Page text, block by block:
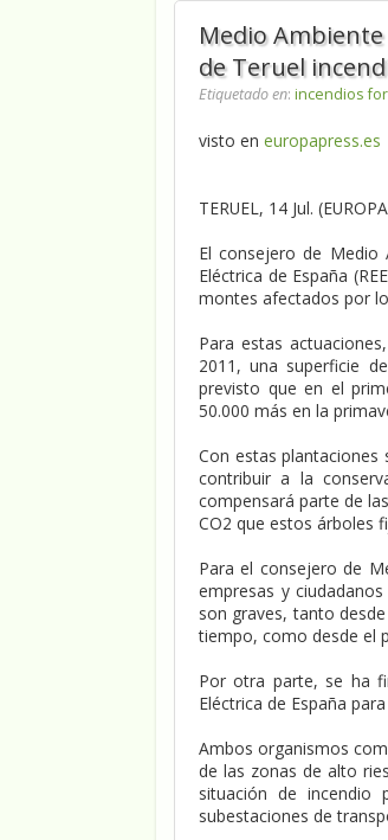
Medio
de Teruel
Etiquetado en: incendios
visto en europapress.es
TERUEL, 14 Jul.
El consejero de Medio
Eléctrica de España
montes afectados por
Para estas
2011, una superficie
previsto que en el
50.000 más en la
Con estas plantaciones
contribuir a la
compensará parte de
CO2 que estos árboles
Para el consejero de
empresas y
son graves, tanto
tiempo, como desde el
Por otra parte, se ha
Eléctrica de España
Ambos organismos
de las zonas de alto
situación de
subestaciones de